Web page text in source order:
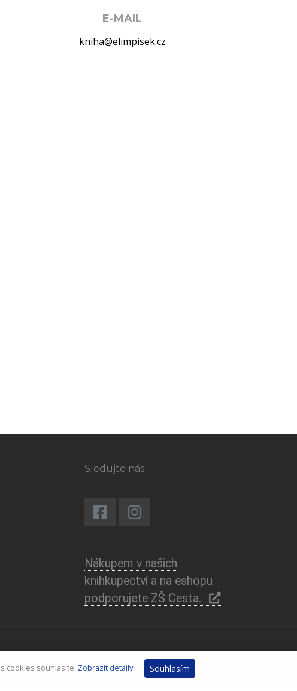
E-MAIL
kniha@elimpisek.cz
Sledujte nás
Nákupem v našich
knihkupectví a na eshopu
podporujete ZŠ Cesta.
cookies souhlasíte. Zobrazit detaily Souhlasím